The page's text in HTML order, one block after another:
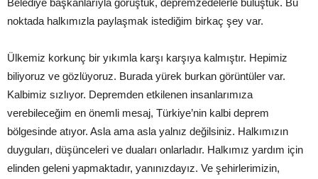
noktada halkımızla paylaşmak istediğim birkaç şey var.
Ülkemiz korkunç bir yıkımla karşı karşıya kalmıştır. Hepimiz
biliyoruz ve gözlüyoruz. Burada yürek burkan görüntüler var.
Kalbimiz sızlıyor. Depremden etkilenen insanlarımıza
verebileceğim en önemli mesaj, Türkiye’nin kalbi deprem
bölgesinde atıyor. Asla ama asla yalnız değilsiniz. Halkımızın
duyguları, düşünceleri ve duaları onlarladır. Halkımız yardım için
elinden geleni yapmaktadır, yanınızdayız. Ve şehirlerimizin,